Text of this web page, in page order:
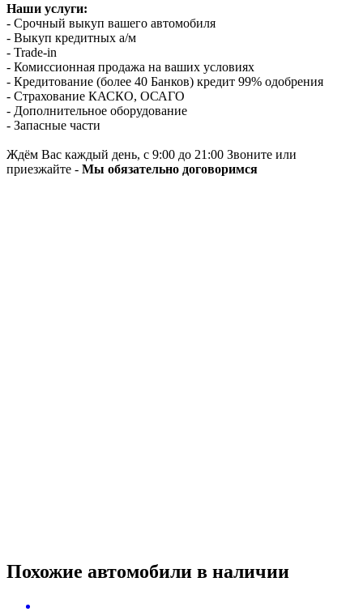
Наши услуги:
- Срочный выкуп вашего автомобиля
- Выкуп кредитных а/м
- Trade-in
- Комиссионная продажа на ваших условиях
- Кредитование (более 40 Банков) кредит 99% одобрения
- Страхование КАСКО, ОСАГО
- Дополнительное оборудование
- Запасные части
Ждём Вас каждый день, с 9:00 до 21:00 Звоните или
приезжайте - Мы обязательно договоримся
Похожие автомобили в наличии